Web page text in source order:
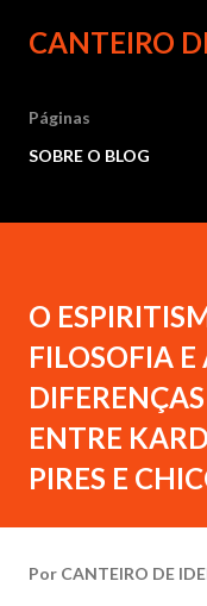
Pular
CANTEIRO
Páginas
SOBRE O BLOG
O
FILOSOFIA E
ENTRE
PIRES E
Por CANTEIRO DE